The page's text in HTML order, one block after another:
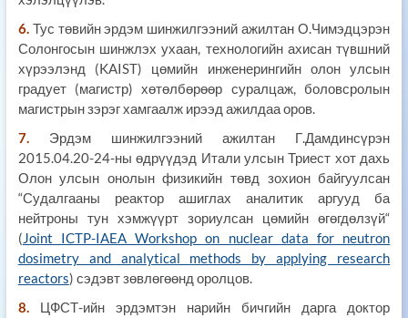
6.Тус төвийн эрдэм шинжилгээний ажилтан О.Чимэдцэрэн
Солонгосын шинжлэх ухаан, технологийн ахисан түвшний
хүрээлэнд (KAIST) цөмийн инженерингийн олон улсын
градует (магистр) хөтөлбөрөөр суралцаж, боловсролын
магистрын зэрэг хамгаалж ирээд ажилдаа оров.
7.Эрдэм шинжилгээний ажилтан Г.Дамдинсүрэн
2015.04.20-24-ны өдрүүдэд Итали улсын Триест хот дахь
Олон улсын онолын физикийн төвд зохион байгуулсан
“Судалгааны реактор ашиглах аналитик аргууд ба
нейтроны тун хэмжүүрт зориулсан цөмийн өгөгдөлзүй“
(Joint ICTP-IAEA Workshop on nuclear data for neutron
dosimetry and analytical methods by applying research
reactors) сэдэвт зөвлөгөөнд оролцов.
8.ЦФСТ-ийн эрдэмтэн нарийн бичгийн дарга доктор